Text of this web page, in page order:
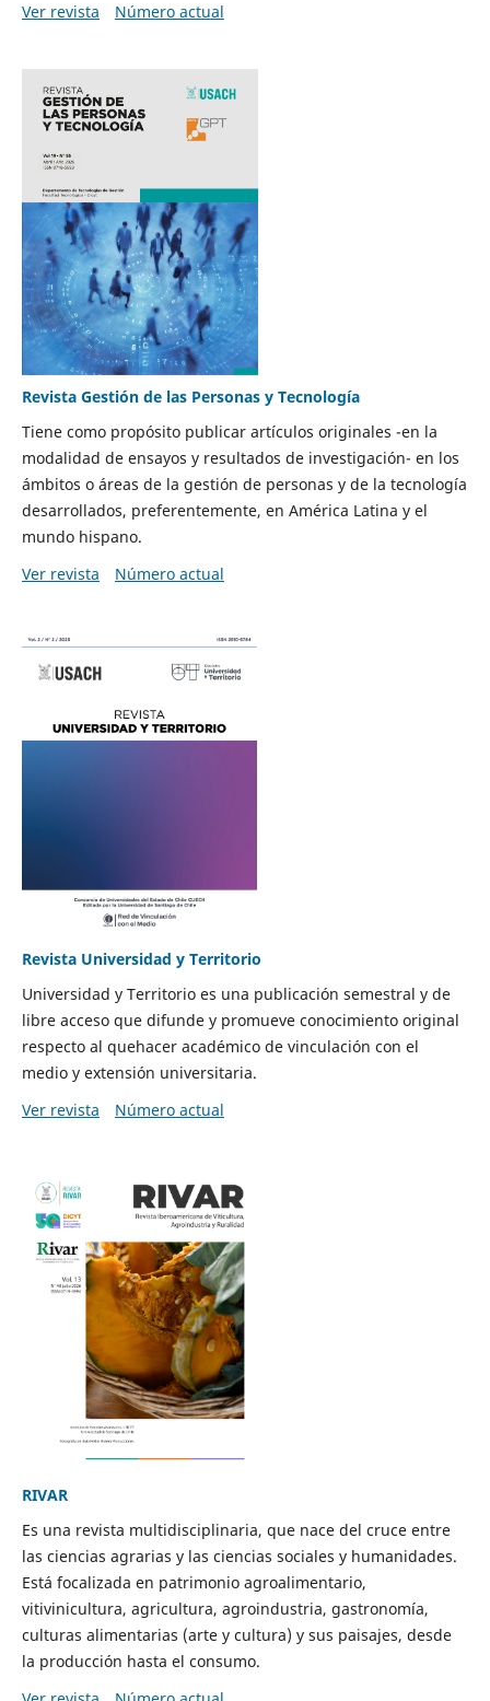
Ver revista
Número actual
Revista Gestión de las Personas y Tecnología
Tiene como propósito publicar artículos originales -en la
modalidad de ensayos y resultados de investigación- en los
ámbitos o áreas de la gestión de personas y de la tecnología
desarrollados, preferentemente, en América Latina y el
mundo hispano.
Ver revista
Número actual
Revista Universidad y Territorio
Universidad y Territorio es una publicación semestral y de
libre acceso que difunde y promueve conocimiento original
respecto al quehacer académico de vinculación con el
medio y extensión universitaria.
Ver revista
Número actual
RIVAR
Es una revista multidisciplinaria, que nace del cruce entre
las ciencias agrarias y las ciencias sociales y humanidades.
Está focalizada en patrimonio agroalimentario,
vitivinicultura, agricultura, agroindustria, gastronomía,
culturas alimentarias (arte y cultura) y sus paisajes, desde
la producción hasta el consumo.